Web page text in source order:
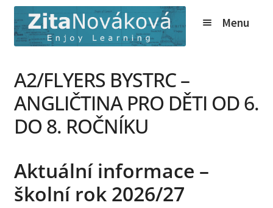
Přeskočit
na
navigaci
Přejít
k
obsahu
Menu
Tábory
O nás
Expand
Ceník
Info
A2/FLYERS BYSTRC –
ANGLIČTINA PRO DĚTI OD 6.
DO 8. ROČNÍKU
Aktuální informace –
školní rok 2026/27